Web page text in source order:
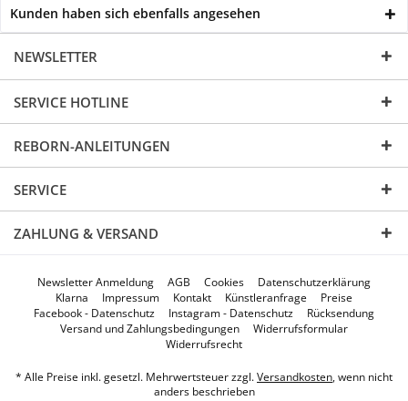
Kunden haben sich ebenfalls angesehen
NEWSLETTER
SERVICE HOTLINE
REBORN-ANLEITUNGEN
SERVICE
ZAHLUNG & VERSAND
Newsletter Anmeldung AGB Cookies
Datenschutzerklärung
Klarna
Impressum Kontakt Künstleranfrage
Preise
Facebook - Datenschutz
Instagram - Datenschutz
Rücksendung
Versand und Zahlungsbedingungen
Widerrufsformular
Widerrufsrecht
* Alle Preise inkl. gesetzl. Mehrwertsteuer zzgl.Versandkosten, wenn nicht
anders beschrieben